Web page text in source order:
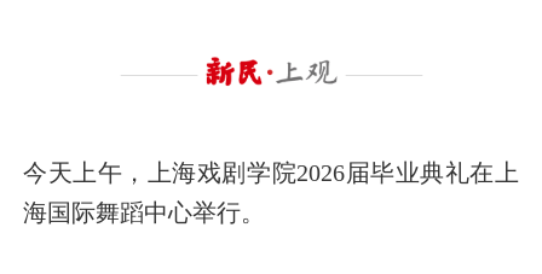
今天上午，上海戏剧学院2026届毕业典礼在上
海国际舞蹈中心举行。